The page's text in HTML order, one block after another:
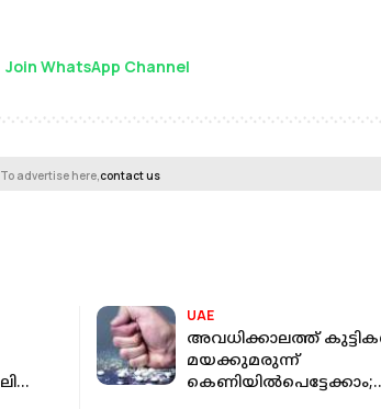
Join WhatsApp Channel
To advertise here,contact us
UAE
അവധിക്കാലത്ത്
മയക്കുമരുന്ന്
കെണിയിൽപെട്ടേക്കാം;